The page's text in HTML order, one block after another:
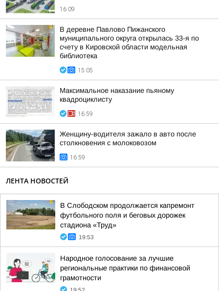
16:09
В деревне Павлово Пижанского
муниципального округа открылась 33-я по
счету в Кировской области модельная
библиотека
15:05
Максимальное наказание пьяному
квадроциклисту
16:59
Женщину-водителя зажало в авто после
столкновения с молоковозом
16:59
ЛЕНТА НОВОСТЕЙ
В Слободском продолжается капремонт
футбольного поля и беговых дорожек
стадиона «Труд»
19:53
Народное голосование за лучшие
региональные практики по финансовой
грамотности